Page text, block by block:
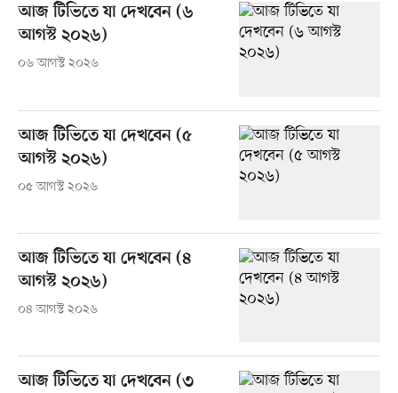
আজ টিভিতে যা দেখবেন (৬
আগস্ট ২০২৬)
০৬ আগস্ট ২০২৬
আজ টিভিতে যা দেখবেন (৫
আগস্ট ২০২৬)
০৫ আগস্ট ২০২৬
আজ টিভিতে যা দেখবেন (৪
আগস্ট ২০২৬)
০৪ আগস্ট ২০২৬
আজ টিভিতে যা দেখবেন (৩